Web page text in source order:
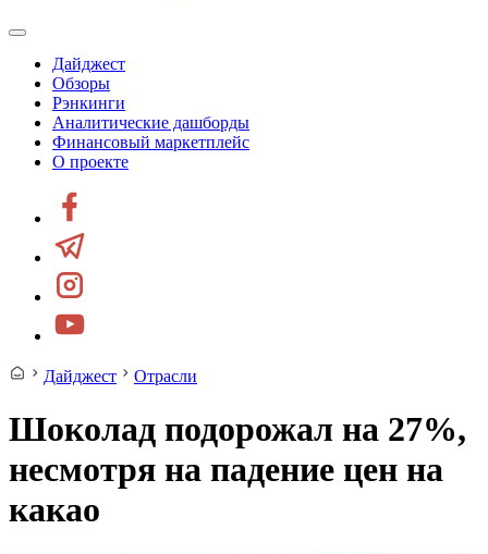
Дайджест
Обзоры
Рэнкинги
Аналитические дашборды
Финансовый маркетплейс
О проекте
Дайджест Отрасли
Шоколад подорожал на 27%,
несмотря на падение цен на
какао